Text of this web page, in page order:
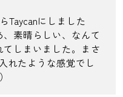
Taycanにしました
素晴らしい、なんて
しまいました。まさ
れたような感覚でし